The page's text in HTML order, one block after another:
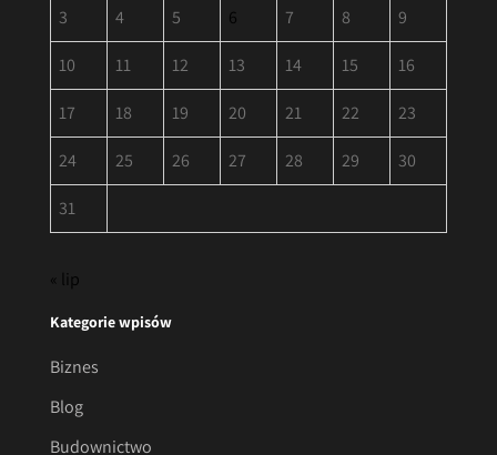
3 4 5 6 7 8 9
10 11 12 13 14 15 16
17 18 19 20 21 22 23
24 25 26 27 28 29 30
31
« lip
Kategorie wpisów
Biznes
Blog
Budownictwo